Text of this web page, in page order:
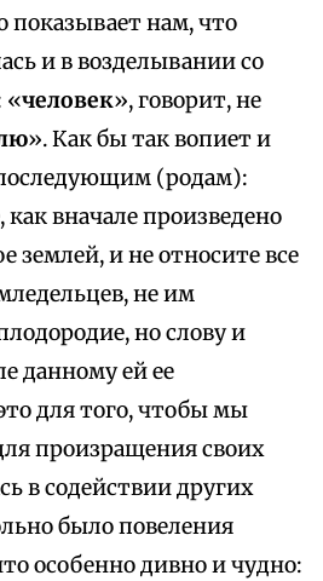
показывает нам, что
и в возделывании со
«человек», говорит, не
». Как бы так вопиет и
(родам):
вначале произведено
землей, и не относите все
не им
но слову и
данному ей ее
для того, чтобы мы
произращения своих
в содействии других
было повеления
особенно дивно и чудно: